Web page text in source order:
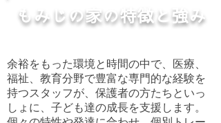
もみじの家の特徴と強み
余裕をもった環境と時間の中で、医療、
福祉、教育分野で豊富な専門的な経験を
持つスタッフが、保護者の方たちといっ
しょに、子ども達の成長を支援します。